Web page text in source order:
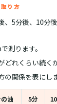
り方
、5分後、10分
測ります。
どれくらい続く
関係を表にしま
油
5分